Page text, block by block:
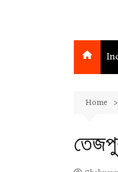
Home